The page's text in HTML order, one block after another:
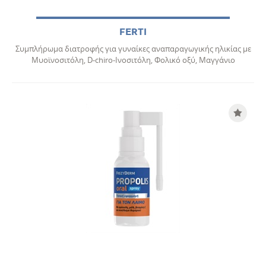
FERTI
Συμπλήρωμα διατροφής για γυναίκες αναπαραγωγικής ηλικίας με
Μυοϊνοσιτόλη, D-chiro-Ινοσιτόλη, Φολικό οξύ, Μαγγάνιο